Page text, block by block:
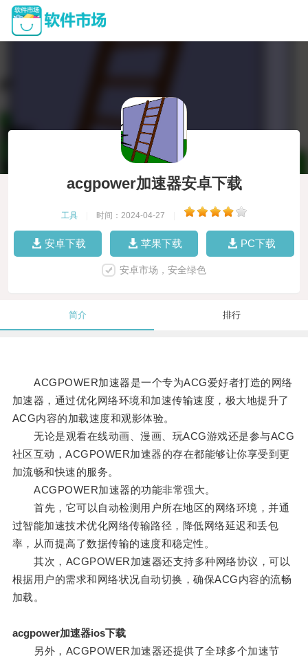
acgpower加速器安卓下载
工具 时间：2024-04-27
安卓下载 苹果下载 PC下载
安卓市场，安全绿色
简介 排行
ACGPOWER加速器是一个专为ACG爱好者打造的网络
加速器，通过优化网络环境和加速传输速度，极大地提升了
ACG内容的加载速度和观影体验。
无论是观看在线动画、漫画、玩ACG游戏还是参与ACG
社区互动，ACGPOWER加速器的存在都能够让你享受到更
加流畅和快速的服务。
ACGPOWER加速器的功能非常强大。
首先，它可以自动检测用户所在地区的网络环境，并通
过智能加速技术优化网络传输路径，降低网络延迟和丢包
率，从而提高了数据传输的速度和稳定性。
其次，ACGPOWER加速器还支持多种网络协议，可以
根据用户的需求和网络状况自动切换，确保ACG内容的流畅
加载。
acgpower加速器ios下载
另外，ACGPOWER加速器还提供了全球多个加速节